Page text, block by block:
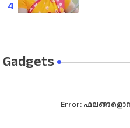
Gadgets
Error: